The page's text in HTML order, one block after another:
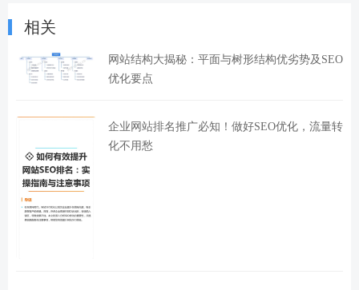
相关
网站结构大揭秘：平面与树形结构优劣势及SEO
优化要点
企业网站排名推广必知！做好SEO优化，流量转
化不用愁